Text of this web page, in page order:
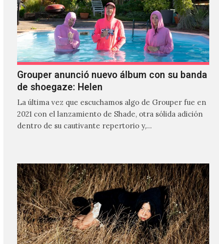
Grouper anunció nuevo álbum con su banda
de shoegaze: Helen
La última vez que escuchamos algo de Grouper fue en
2021 con el lanzamiento de Shade, otra sólida adición
dentro de su cautivante repertorio y,…